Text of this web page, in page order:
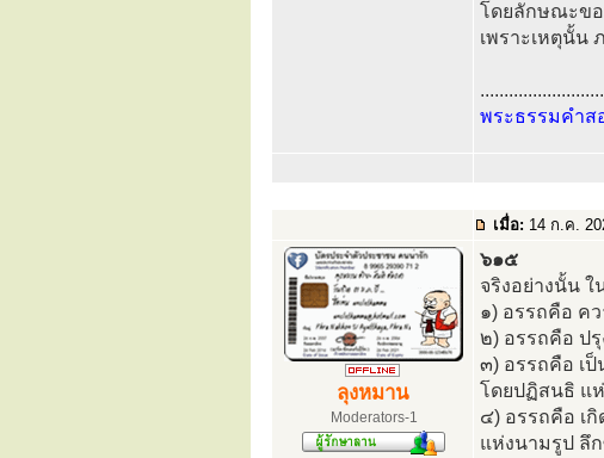
โดยลักษณะขอ
เพราะเหตุนั้น
พระธรรมคำส
เมื่อ: 14 ก.ค.
ลุงหมาน
Moderators-1
๖๑๕
จริงอย่างนั้น
๑) อรรถคือ ค
๒) อรรถคือ ป
๓) อรรถคือ เ
โดยปฏิสนธิ แ
๔) อรรถคือ เ
แห่งนามรูป ลึ